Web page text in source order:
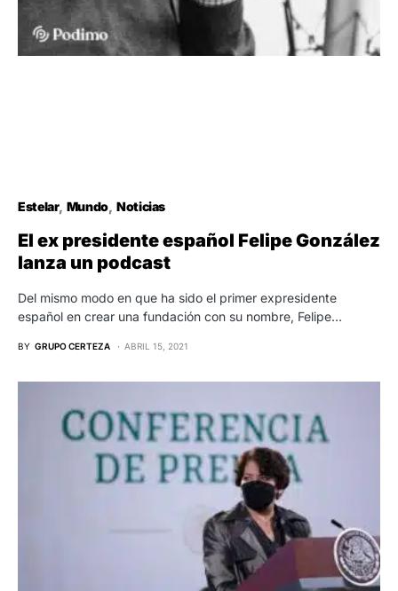
Estelar Mundo Noticias
El ex presidente español Felipe González
lanza un podcast
Del mismo modo en que ha sido el primer expresidente
español en crear una fundación con su nombre, Felipe…
BY GRUPO CERTEZA ABRIL 15, 2021